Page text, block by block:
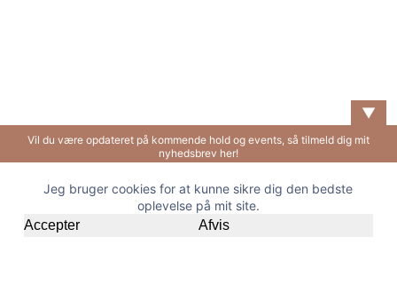
Jeg bruger cookies for at kunne sikre dig den bedste
oplevelse på mit site.
Accepter
Afvis
OM MIG YOGASTIL
HOLD
VILKÅR OG BETINGELSER
KONTAKT
▼
Vil du være opdateret på kommende hold og events, så tilmeld dig mit
nyhedsbrev her!